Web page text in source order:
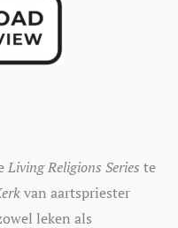
Living Religions Series te
van aartspriester
leken als